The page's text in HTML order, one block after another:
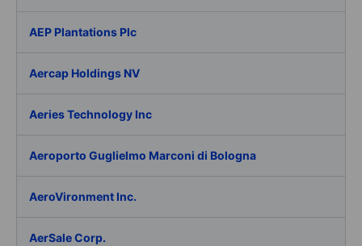
AEP Plantations Plc
Aercap Holdings NV
Aeries Technology Inc
Aeroporto Guglielmo Marconi di Bologna
AeroVironment Inc.
AerSale Corp.